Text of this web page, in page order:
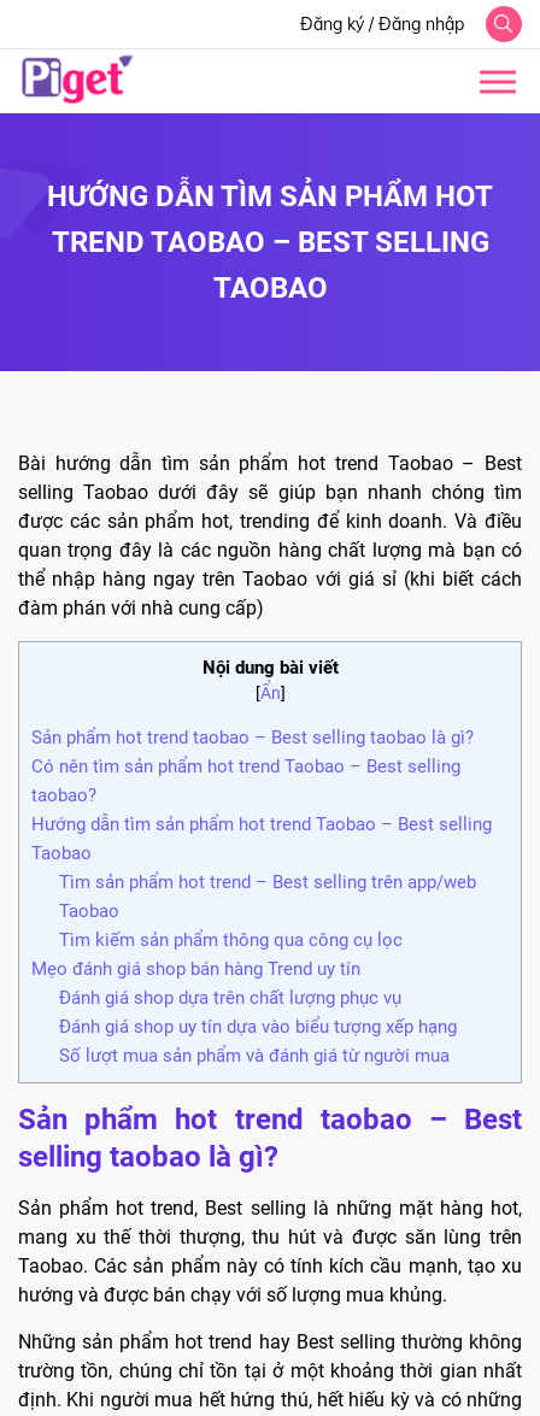
Đăng ký /Đăng nhập
HƯỚNG DẪN TÌM SẢN PHẨM HOT
TREND TAOBAO – BEST SELLING
TAOBAO
Bài hướng dẫn tìm sản phẩm hot trend Taobao – Best
selling Taobao dưới đây sẽ giúp bạn nhanh chóng tìm
được các sản phẩm hot, trending để kinh doanh. Và điều
quan trọng đây là các nguồn hàng chất lượng mà bạn có
thể nhập hàng ngay trên Taobao với giá sỉ (khi biết cách
đàm phán với nhà cung cấp)
Nội dung bài viết
[Ẩn]
Sản phẩm hot trend taobao – Best selling taobao là gì?
Có nên tìm sản phẩm hot trend Taobao – Best selling
taobao?
Hướng dẫn tìm sản phẩm hot trend Taobao – Best selling
Taobao
Tìm sản phẩm hot trend – Best selling trên app/web
Taobao
Tìm kiếm sản phẩm thông qua công cụ lọc
Mẹo đánh giá shop bán hàng Trend uy tín
Đánh giá shop dựa trên chất lượng phục vụ
Đánh giá shop uy tín dựa vào biểu tượng xếp hạng
Số lượt mua sản phẩm và đánh giá từ người mua
Sản phẩm hot trend taobao – Best
selling taobao là gì?
Sản phẩm hot trend, Best selling là những mặt hàng hot,
mang xu thế thời thượng, thu hút và được săn lùng trên
Taobao. Các sản phẩm này có tính kích cầu mạnh, tạo xu
hướng và được bán chạy với số lượng mua khủng.
Những sản phẩm hot trend hay Best selling thường không
trường tồn, chúng chỉ tồn tại ở một khoảng thời gian nhất
định. Khi người mua hết hứng thú, hết hiếu kỳ và có những